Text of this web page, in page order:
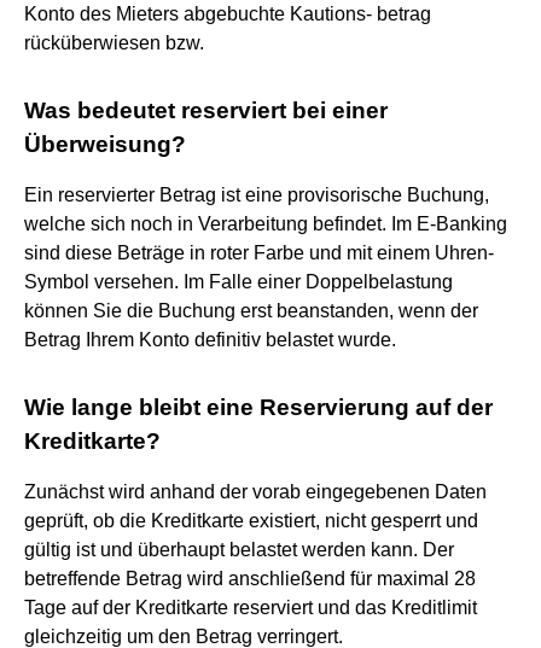
Konto des Mieters abgebuchte Kautions- betrag
rücküberwiesen bzw.
Was bedeutet reserviert bei einer
Überweisung?
Ein reservierter Betrag ist eine provisorische Buchung,
welche sich noch in Verarbeitung befindet. Im E-Banking
sind diese Beträge in roter Farbe und mit einem Uhren-
Symbol versehen. Im Falle einer Doppelbelastung
können Sie die Buchung erst beanstanden, wenn der
Betrag Ihrem Konto definitiv belastet wurde.
Wie lange bleibt eine Reservierung auf der
Kreditkarte?
Zunächst wird anhand der vorab eingegebenen Daten
geprüft, ob die Kreditkarte existiert, nicht gesperrt und
gültig ist und überhaupt belastet werden kann. Der
betreffende Betrag wird anschließend für maximal 28
Tage auf der Kreditkarte reserviert und das Kreditlimit
gleichzeitig um den Betrag verringert.